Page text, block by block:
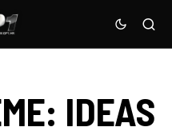
IDEAS